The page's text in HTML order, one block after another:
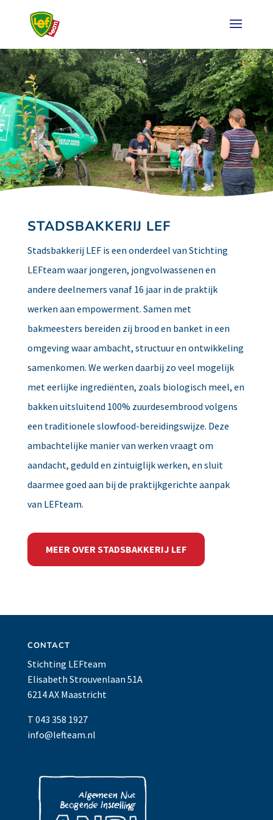
STADSBAKKERIJ LEF
Stadsbakkerij LEF is een onderdeel van Stichting
LEFteam waar jongeren, jongvolwassenen en
andere deelnemers vanaf 16 jaar in de praktijk
werken aan empowerment. Samen met
bakmeesters bereiden zij brood en banket in een
omgeving waar ambacht, structuur en ontwikkeling
samenkomen. We werken daarbij zo veel mogelijk
met eerlijke ingrediënten, zoals biologisch meel, en
bakken uitsluitend 100% zuurdesembrood volgens
een traditionele slowfood-bereidingswijze. Deze
ambachtelijke manier van werken vraagt om
aandacht, geduld en zintuiglijk werken, en sluit
daarmee goed aan bij de praktijkgerichte aanpak
van LEFteam.
MEER OVER STADSBAKKERIJ LEF
CONTACT
Stichting LEFteam
Elisabeth Strouvenlaan 51A
6214 AX Maastricht
T 043 358 1927
info@lefteam.nl